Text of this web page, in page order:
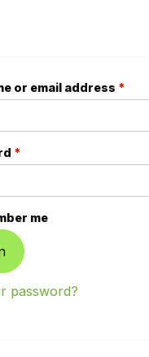
or email address *
*
me
password?